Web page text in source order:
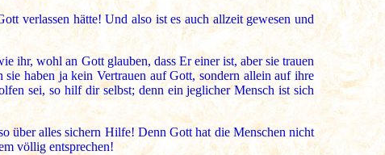
verlassen hätte! Und also ist es auch allzeit gewesen und
ihr, wohl an Gott glauben, dass Er einer ist, aber sie trauen
haben ja kein Vertrauen auf Gott, sondern allein auf ihre
sei, so hilf dir selbst; denn ein jeglicher Mensch ist sich
über alles sichern Hilfe! Denn Gott hat die Menschen nicht
völlig entsprechen!